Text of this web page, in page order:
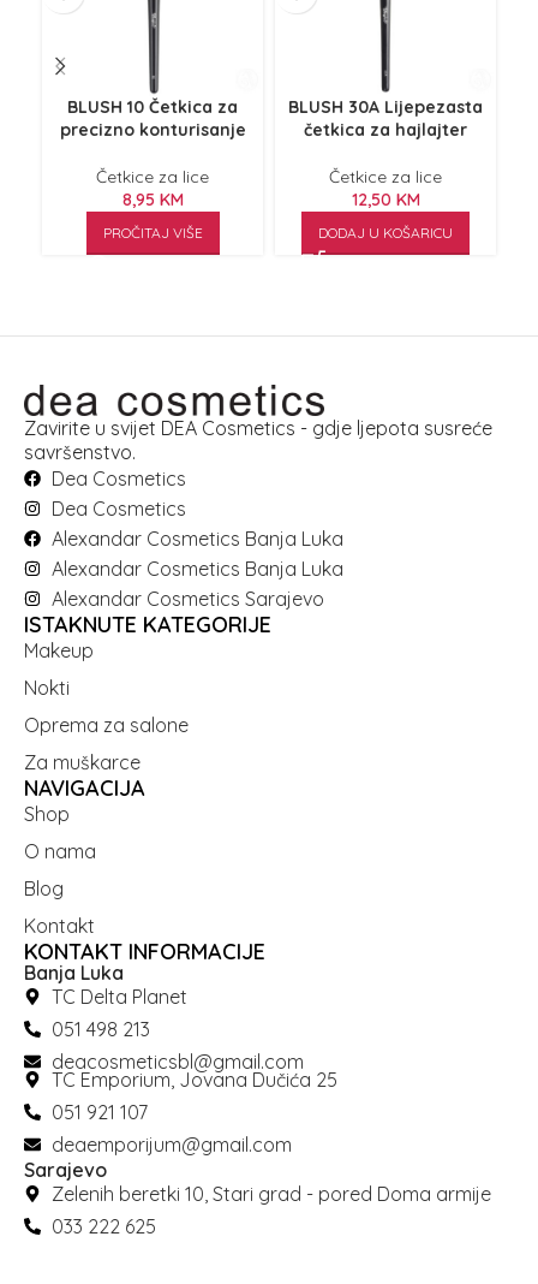
BLUSH 10 Četkica za
precizno konturisanje
Četkice za lice
8,95 KM
PROČITAJ VIŠE
BLUSH 30A Lijepezasta
četkica za hajlajter
Četkice za lice
12,50 KM
DODAJ U KOŠARICU
Zavirite u svijet DEA Cosmetics - gdje ljepota susreće
savršenstvo.
Dea Cosmetics
Dea Cosmetics
Alexandar Cosmetics Banja Luka
Alexandar Cosmetics Banja Luka
Alexandar Cosmetics Sarajevo
ISTAKNUTE KATEGORIJE
Makeup
Nokti
Oprema za salone
Za muškarce
NAVIGACIJA
Shop
O nama
Blog
Kontakt
KONTAKT INFORMACIJE
Banja Luka
TC Delta Planet
051 498 213
deacosmeticsbl@gmail.com
TC Emporium, Jovana Dučića 25
051 921 107
deaemporijum@gmail.com
Sarajevo
Zelenih beretki 10, Stari grad - pored Doma armije
033 222 625